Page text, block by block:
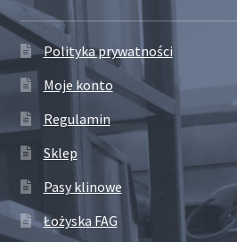
Polityka prywatności
Moje konto
Regulamin
Sklep
Pasy klinowe
Łożyska FAG